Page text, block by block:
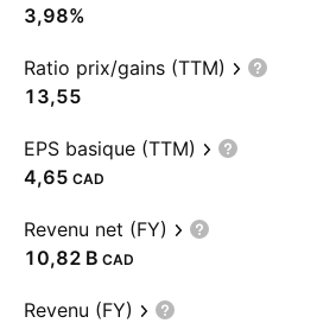
3,98%
Ratio prix/gains (TTM)
13,55
EPS basique (TTM)
4,65 CAD
Revenu net (FY)
‪10,82 B‬ CAD
Revenu (FY)